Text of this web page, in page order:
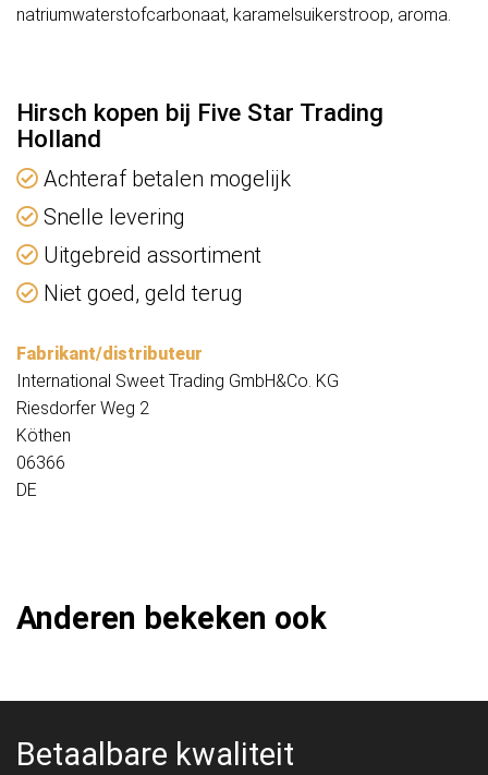
natriumwaterstofcarbonaat, karamelsuikerstroop, aroma.
Hirsch kopen bij Five Star Trading
Holland
Achteraf betalen mogelijk
Snelle levering
Uitgebreid assortiment
Niet goed, geld terug
Fabrikant/distributeur
International Sweet Trading GmbH&Co. KG
Riesdorfer Weg 2
Köthen
06366
DE
Anderen bekeken ook
Betaalbare kwaliteit